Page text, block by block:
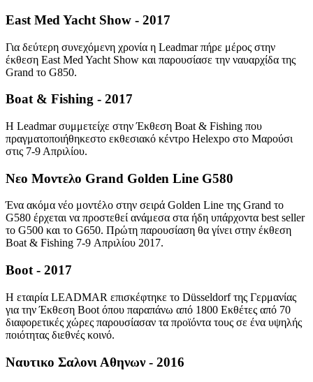
East Med Yacht Show - 2017
Για δεύτερη συνεχόμενη χρονία η Leadmar πήρε μέρος στην
έκθεση East Med Yacht Show και παρουσίασε την ναυαρχίδα της
Grand το G850.
Boat & Fishing - 2017
H Leadmar συμμετείχε στην Έκθεση Boat & Fishing που
πραγματοποιήθηκεστο εκθεσιακό κέντρο Helexpo στο Μαρούσι
στις 7-9 Απριλίου.
Νεο Μοντελο Grand Golden Line G580
Ένα ακόμα νέο μοντέλο στην σειρά Golden Line της Grand το
G580 έρχεται να προστεθεί ανάμεσα στα ήδη υπάρχοντα best seller
το G500 και το G650. Πρώτη παρουσίαση θα γίνει στην έκθεση
Boat & Fishing 7-9 Απριλίου 2017.
Boot - 2017
Η εταιρία LΕΑDMAR επισκέφτηκε το Düsseldorf της Γερμανίας
για την Έκθεση Boot όπου παραπάνω από 1800 Εκθέτες από 70
διαφορετικές χώρες παρουσίασαν τα προϊόντα τους σε ένα υψηλής
ποιότητας διεθνές κοινό.
Ναυτικο Σαλονι Αθηνων - 2016